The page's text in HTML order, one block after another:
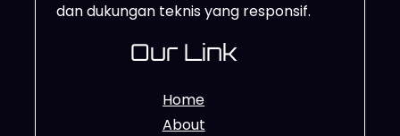
dan dukungan teknis yang responsif.
Our Link
Home
About